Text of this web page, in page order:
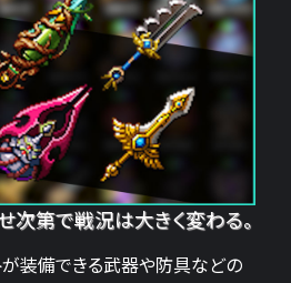
次第で戦況は大きく変わる。
が装備できる武器や防具などの